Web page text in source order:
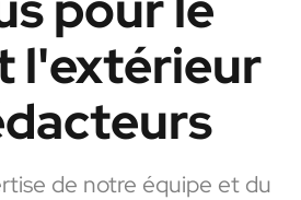
l'extérieur
de notre équipe et du